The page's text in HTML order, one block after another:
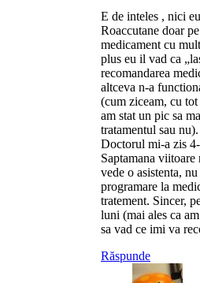
E de inteles , nici
Roaccutane doar
medicament cu
plus eu il vad ca
recomandarea
altceva n-a
(cum ziceam, cu
am stat un pic sa
tratamentul sau nu).
Doctorul mi-a zis
Saptamana
vede o asistenta,
programare la
tratement. Sincer,
luni (mai ales ca
sa vad ce imi va
Răspunde